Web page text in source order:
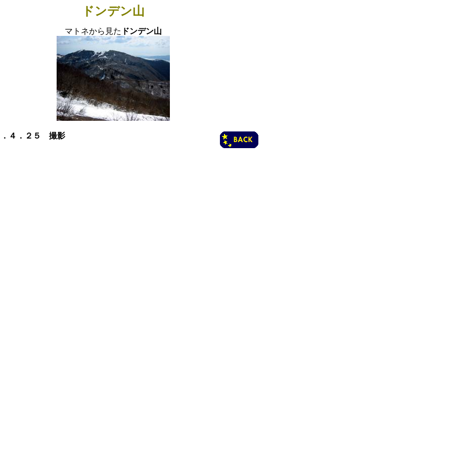
ドンデン山
マトネから見た ドンデン山
．４．２５ 撮影